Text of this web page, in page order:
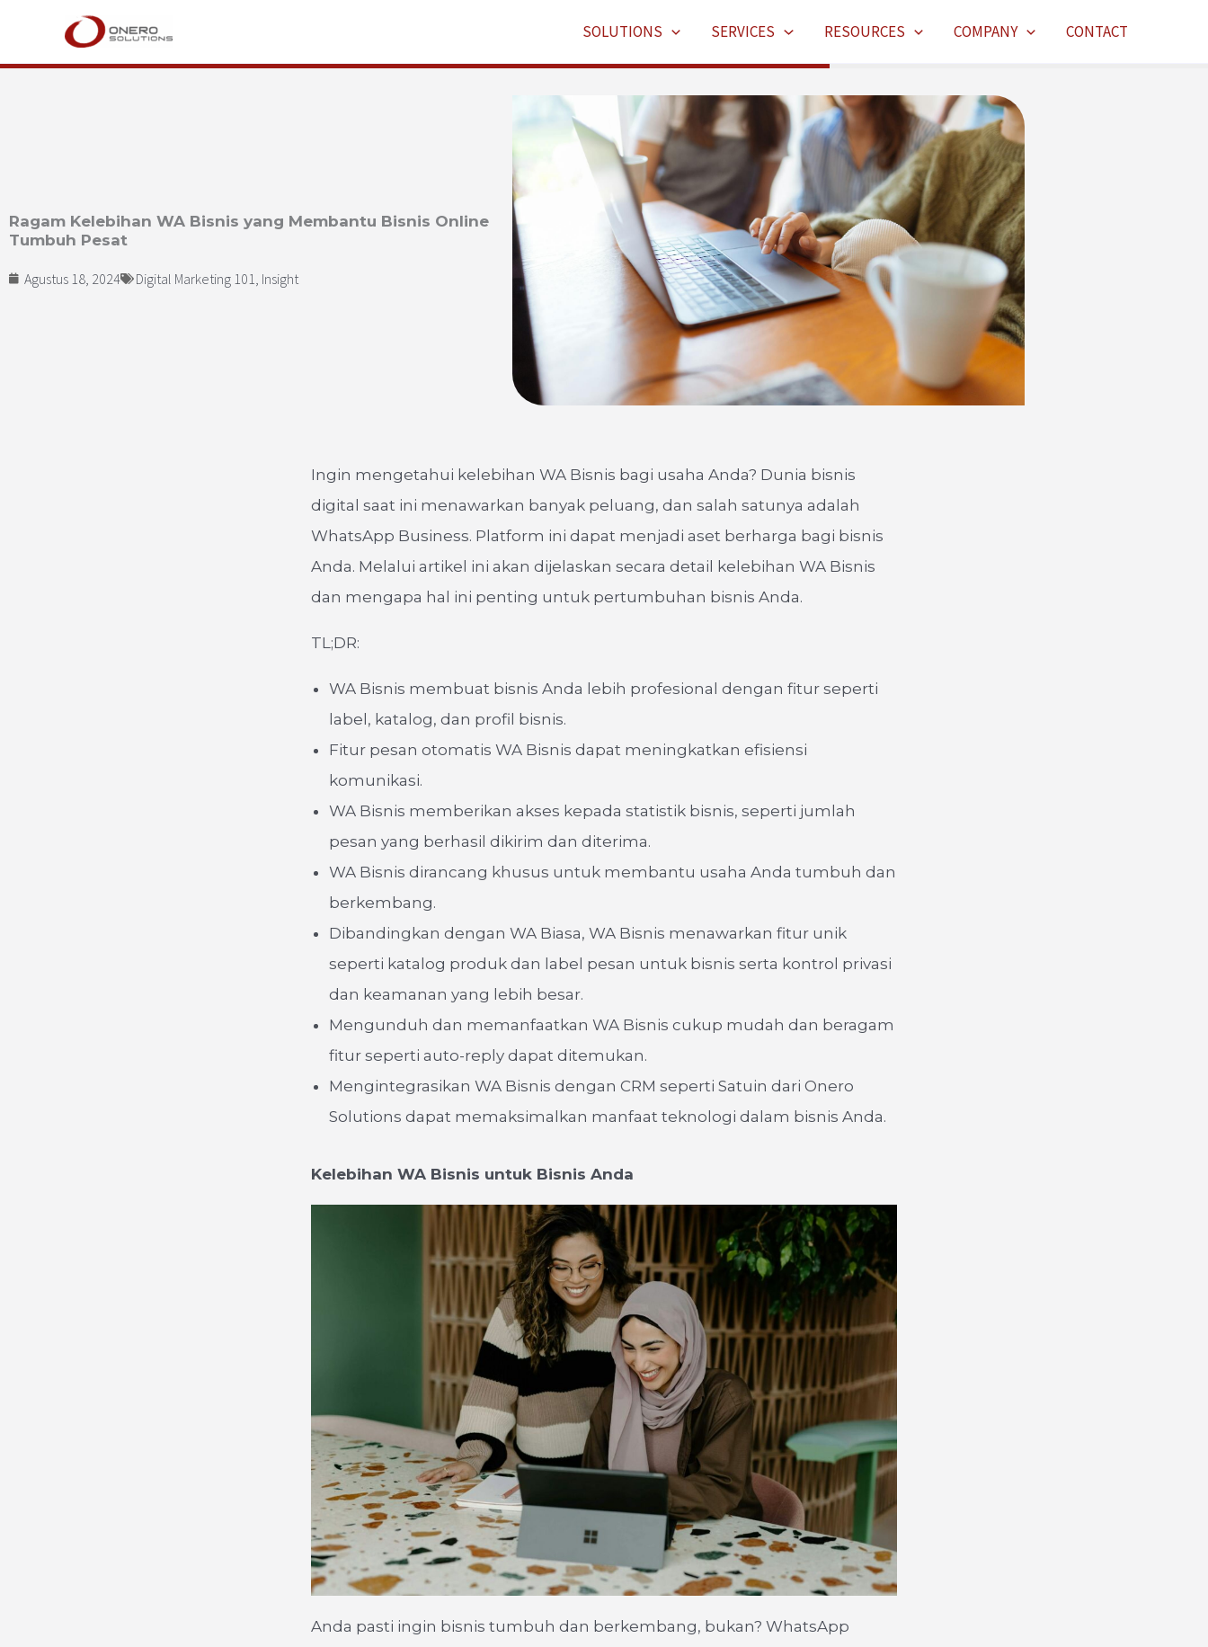
konten
SOLUTIONS SERVICES RESOURCES COMPANY CONTACT
Ragam Kelebihan WA Bisnis yang Membantu Bisnis Online
Tumbuh Pesat
Agustus 18, 2024 Digital Marketing 101 Insight
Ingin mengetahui kelebihan WA Bisnis bagi usaha Anda? Dunia bisnis
digital saat ini menawarkan banyak peluang, dan salah satunya adalah
WhatsApp Business. Platform ini dapat menjadi aset berharga bagi bisnis
Anda. Melalui artikel ini akan dijelaskan secara detail kelebihan WA Bisnis
dan mengapa hal ini penting untuk pertumbuhan bisnis Anda.
TL;DR:
WA Bisnis membuat bisnis Anda lebih profesional dengan fitur seperti
label, katalog, dan profil bisnis.
Fitur pesan otomatis WA Bisnis dapat meningkatkan efisiensi
komunikasi.
WA Bisnis memberikan akses kepada statistik bisnis, seperti jumlah
pesan yang berhasil dikirim dan diterima.
WA Bisnis dirancang khusus untuk membantu usaha Anda tumbuh dan
berkembang.
Dibandingkan dengan WA Biasa, WA Bisnis menawarkan fitur unik
seperti katalog produk dan label pesan untuk bisnis serta kontrol privasi
dan keamanan yang lebih besar.
Mengunduh dan memanfaatkan WA Bisnis cukup mudah dan beragam
fitur seperti auto-reply dapat ditemukan.
Mengintegrasikan WA Bisnis dengan CRM seperti Satuin dari Onero
Solutions dapat memaksimalkan manfaat teknologi dalam bisnis Anda.
Kelebihan WA Bisnis untuk Bisnis Anda
Anda pasti ingin bisnis tumbuh dan berkembang, bukan? WhatsApp